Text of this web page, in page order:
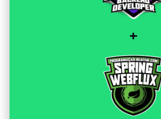
+